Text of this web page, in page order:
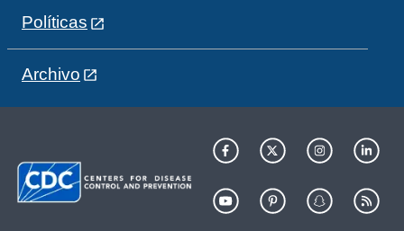
Políticas
Archivo